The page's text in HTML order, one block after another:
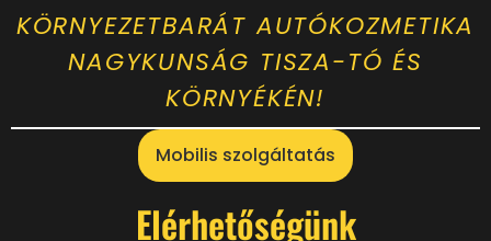
KÖRNYEZETBARÁT AUTÓKOZMETIKA
NAGYKUNSÁG TISZA-TÓ ÉS
KÖRNYÉKÉN!
Mobilis szolgáltatás
Elérhetőségünk